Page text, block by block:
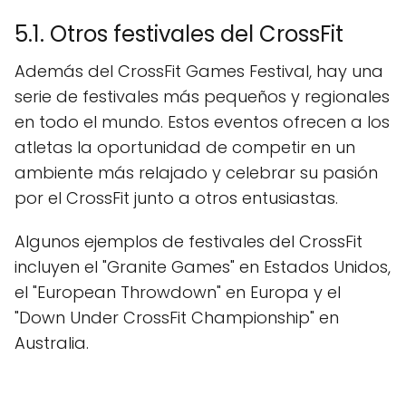
5.1. Otros festivales del CrossFit
Además del CrossFit Games Festival, hay una
serie de festivales más pequeños y regionales
en todo el mundo. Estos eventos ofrecen a los
atletas la oportunidad de competir en un
ambiente más relajado y celebrar su pasión
por el CrossFit junto a otros entusiastas.
Algunos ejemplos de festivales del CrossFit
incluyen el "Granite Games" en Estados Unidos,
el "European Throwdown" en Europa y el
"Down Under CrossFit Championship" en
Australia.